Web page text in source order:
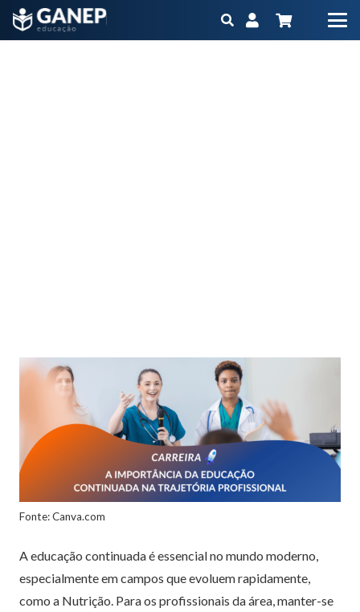
Fonte: Canva.com
A educação continuada é essencial no mundo moderno,
especialmente em campos que evoluem rapidamente,
como a Nutrição. Para os profissionais da área, manter-se